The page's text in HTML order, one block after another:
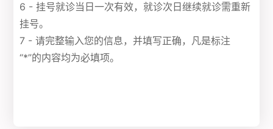
6 - 挂号就诊当日一次有效，就诊次日继续就诊需重新
挂号。
7 - 请完整输入您的信息，并填写正确，凡是标注
“*”的内容均为必填项。